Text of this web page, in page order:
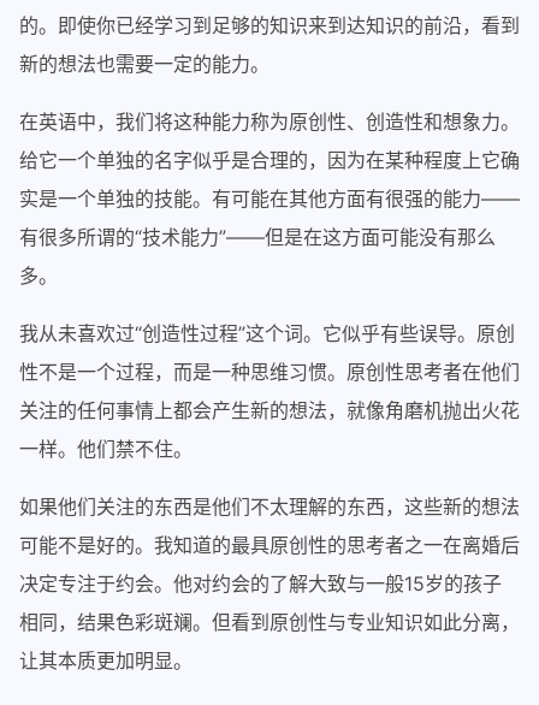
的。即使你已经学习到足够的知识来到达知识的前沿，看到
新的想法也需要一定的能力。
在英语中，我们将这种能力称为原创性、创造性和想象力。
给它一个单独的名字似乎是合理的，因为在某种程度上它确
实是一个单独的技能。有可能在其他方面有很强的能力——
有很多所谓的“技术能力”——但是在这方面可能没有那么
多。
我从未喜欢过“创造性过程”这个词。它似乎有些误导。原创
性不是一个过程，而是一种思维习惯。原创性思考者在他们
关注的任何事情上都会产生新的想法，就像角磨机抛出火花
一样。他们禁不住。
如果他们关注的东西是他们不太理解的东西，这些新的想法
可能不是好的。我知道的最具原创性的思考者之一在离婚后
决定专注于约会。他对约会的了解大致与一般15岁的孩子
相同，结果色彩斑斓。但看到原创性与专业知识如此分离，
让其本质更加明显。